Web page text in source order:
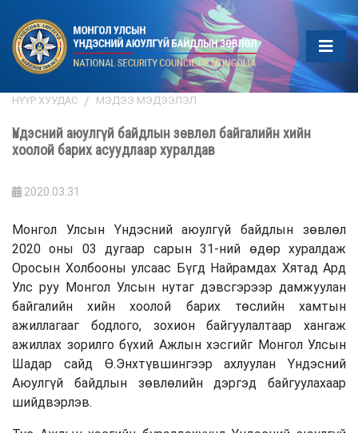
НҮҮР ХУУДАС МЭДЭЭ МЭДЭЭЛЭЛ
Үндэсний аюулгүй байдлын зөвлөл байгалийн хийн
хоолой барих асуудлаар хуралдав
2020.03.31
Монгол Улсын Үндэсний аюулгүй байдлын зөвлөл
2020 оны 03 дугаар сарын 31-ний өдөр хуралдаж
Оросын Холбооны улсаас Бүгд Найрамдах Хятад Ард
Улс руу Монгол Улсын нутаг дэвсгэрээр дамжуулан
байгалийн хийн хоолой барих төслийн хамтын
ажиллагааг бодлого, зохион байгуулалтаар хангаж
ажиллах зорилго бүхий Ажлын хэсгийг Монгол Улсын
Шадар сайд Ө.Энхтүвшингээр ахлуулан Үндэсний
Аюулгүй байдлын зөвлөлийн дэргэд байгуулахаар
шийдвэрлэв.